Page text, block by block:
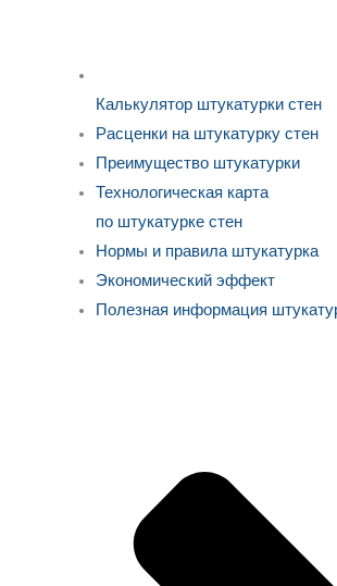
Калькулятор штукатурки стен
Расценки на штукатурку стен
Преимущество штукатурки
Технологическая карта
по штукатурке стен
Нормы и правила штукатурка
Экономический эффект
Полезная информация